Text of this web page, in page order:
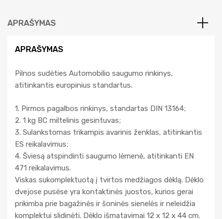
APRAŠYMAS
APRAŠYMAS
Pilnos sudėties Automobilio saugumo rinkinys,
atitinkantis europinius standartus.
1. Pirmos pagalbos rinkinys, standartas DIN 13164;
2. 1 kg BC miltelinis gesintuvas;
3. Sulankstomas trikampis avarinis ženklas, atitinkantis
ES reikalavimus;
4. Šviesą atspindinti saugumo lėmenė, atitinkanti EN
471 reikalavimus.
Viskas sukomplektuotą į tvirtos medžiagos dėklą. Dėklo
dvejose pusėse yra kontaktinės juostos, kurios gerai
prikimba prie bagažinės ir šoninės sienelės ir neleidžia
komplektui slidinėti. Dėklo išmatavimai 12 x 12 x 44 cm.